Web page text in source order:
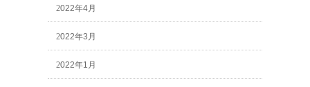
2022年4月
2022年3月
2022年1月